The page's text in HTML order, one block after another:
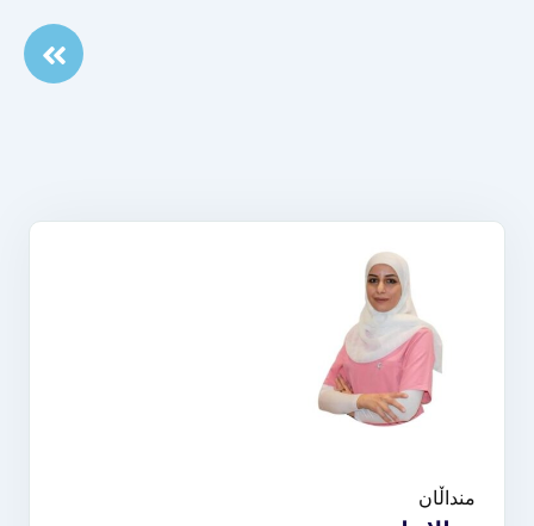
منداڵان